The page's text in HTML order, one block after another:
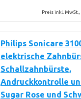
Preis inkl.
Philips Sonicare
elektrische
Schallzahnbürste,
Andruckkontrolle
Sugar Rose und